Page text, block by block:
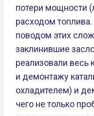
потери мощности
расходом
поводом этих
заклинившие
реализовали весь
и демонтажу
охладителем) и
чего не только